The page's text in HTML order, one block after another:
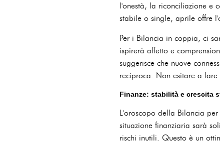
l'onestà, la riconciliazione e
stabile o single, aprile offre
Per i Bilancia in coppia, ci
ispirerà affetto e
suggerisce che nuove
reciproca. Non esitare a
Finanze: stabilità e crescita
L'oroscopo della Bilancia
situazione finanziaria sarà
rischi inutili. Questo è un